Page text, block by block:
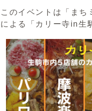
このイベントは「ま
による「カリー寺in生